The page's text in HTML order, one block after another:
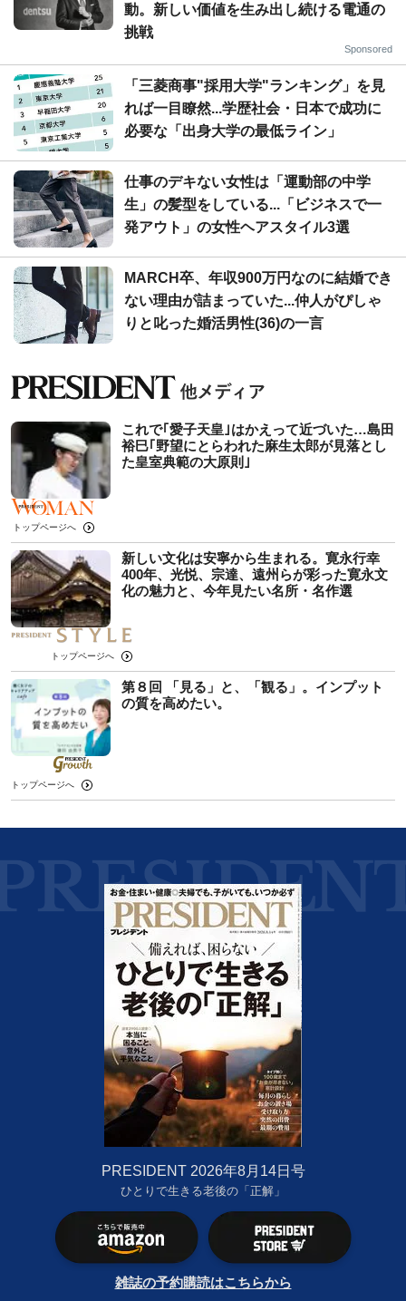
動。新しい価値を生み出し続ける電通の
挑戦
Sponsored
「三菱商事"採用大学"ランキング」を見
れば一目瞭然...学歴社会・日本で成功に
必要な「出身大学の最低ライン」
仕事のデキない女性は「運動部の中学
生」の髪型をしている...「ビジネスで一
発アウト」の女性ヘアスタイル3選
MARCH卒、年収900万円なのに結婚でき
ない理由が詰まっていた...仲人がぴしゃ
りと叱った婚活男性(36)の一言
これで｢愛子天皇｣はかえって近づいた…島田
裕巳｢野望にとらわれた麻生太郎が見落とし
た皇室典範の大原則｣
トップページへ
新しい文化は安寧から生まれる。寛永行幸
400年、光悦、宗達、遠州らが彩った寛永文
化の魅力と、今年見たい名所・名作選
トップページへ
第８回 「見る」と、「観る」。インプット
の質を高めたい。
トップページへ
PRESIDENT 2026年8月14日号
ひとりで生きる老後の「正解」
雑誌の予約購読はこちらから